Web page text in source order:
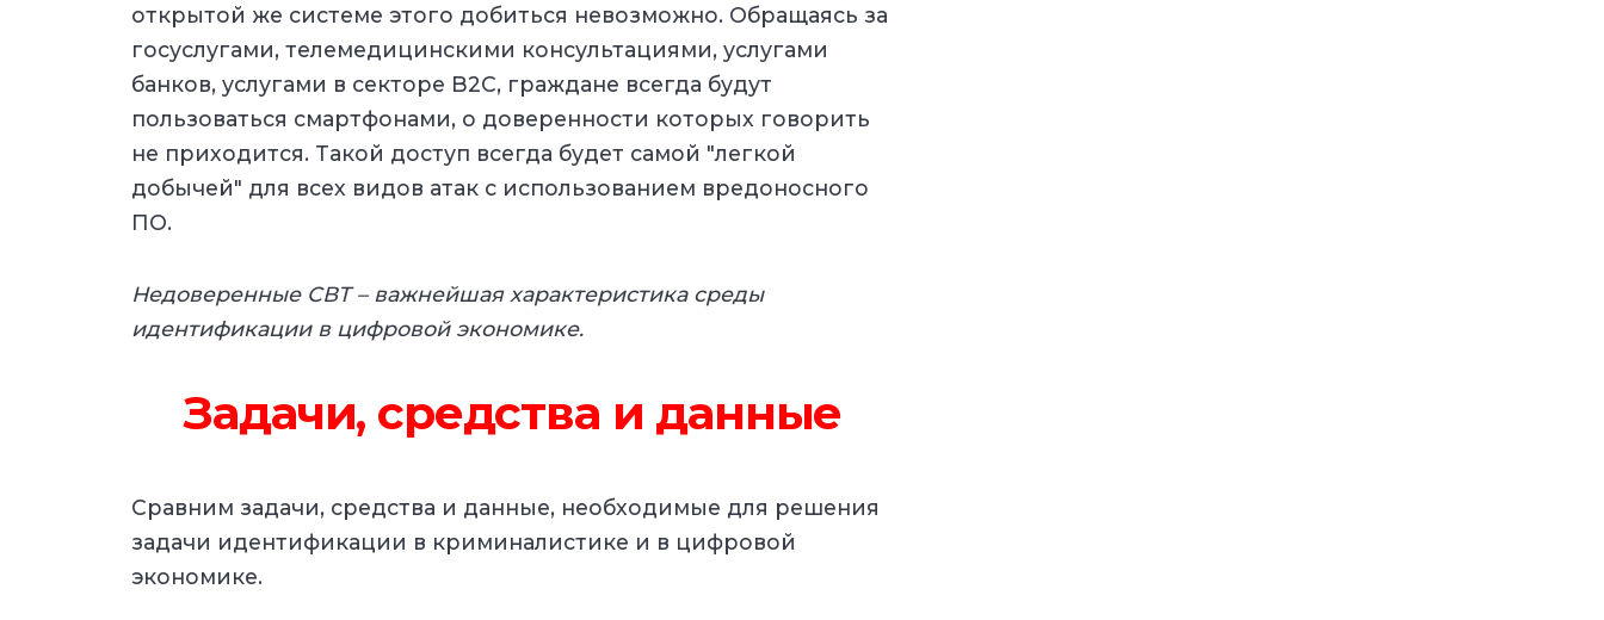
открытой же системе этого добиться невозможно. Обращаясь за
госуслугами, телемедицинскими консультациями, услугами
банков, услугами в секторе B2C, граждане всегда будут
пользоваться смартфонами, о доверенности которых говорить
не приходится. Такой доступ всегда будет самой "легкой
добычей" для всех видов атак с использованием вредоносного
ПО.
Недоверенные СВТ – важнейшая характеристика среды
идентификации в цифровой экономике.
Задачи, средства и данные
Сравним задачи, средства и данные, необходимые для решения
задачи идентификации в криминалистике и в цифровой
экономике.